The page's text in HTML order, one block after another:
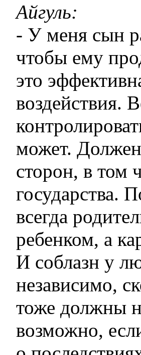
Айгуль:
- У меня сын
чтобы ему
это
воздействия.
может.
сторон, в том
государства.
всегда
ребенком, а
И соблазн у
независимо,
тоже должны
возможно,